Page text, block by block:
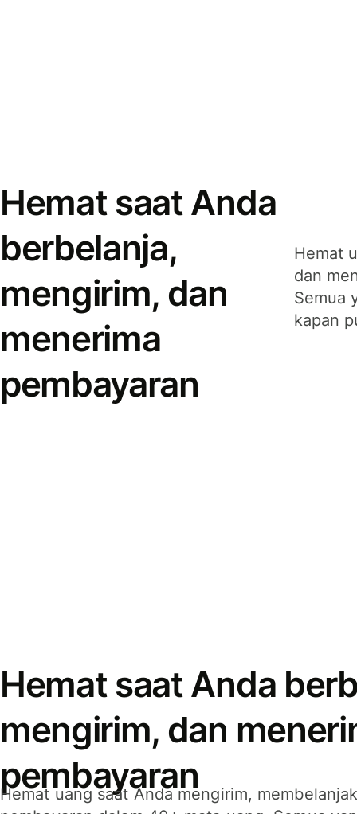
Hemat saat Anda
berbelanja,
mengirim, dan
menerima
pembayaran
Hemat
dan
Semua
kapan
Hemat saat Anda
mengirim, dan
pembayaran
Hemat uang saat Anda mengirim,